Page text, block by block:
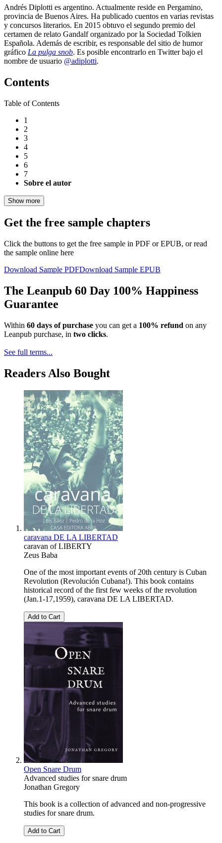
Andrés Diplotti es argentino. Actualmente reside en Pergamino,
provincia de Buenos Aires. Ha publicado cuentos en varias revistas
y concursos literarios. En 2015 obtuvo el segundo premio del
certamen de relato Gandalf organizado por la Sociedad Tolkien
Española. Además de escribir, es responsable del sitio de humor
gráfico La pulga snob. Es posible encontrarlo en Twitter bajo el
nombre de usuario @adiplotti.
Contents
Table of Contents
1
2
3
4
5
6
7
Sobre el autor
Show more
Get the free sample chapters
Click the buttons to get the free sample in PDF or EPUB, or read
the sample online here
Download Sample PDFDownload Sample EPUB
The Leanpub 60 Day 100% Happiness
Guarantee
Within 60 days of purchase you can get a 100% refund on any
Leanpub purchase, in two clicks.
See full terms...
Readers Also Bought
caravana DE LA LIBERTAD
caravan of LIBERTY
Zeus Baba
One of the most important events of 20th century is Cuban
Revolution (Revolución Cubana!). This book contains
historical record of the first few weeks of the revolution
(Jan.1-17,1959), caravana DE LA LIBERTAD.
Add to Cart
Open Snare Drum
Advanced studies for snare drum
Jonathan Gregory
This book is a collection of advanced and non-progressive
studies for snare drum.
Add to Cart